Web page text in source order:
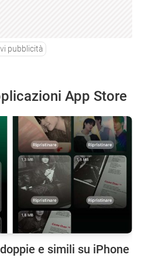
pubblicità
App Store
e simili su iPhone